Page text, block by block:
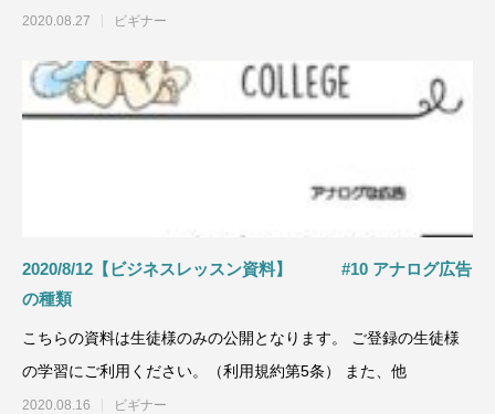
2020.08.27 ビギナー
2020/8/12【ビジネスレッスン資料】 #10 アナログ広告
の種類
こちらの資料は生徒様のみの公開となります。 ご登録の生徒様
の学習にご利用ください。（利用規約第5条） また、他
2020.08.16 ビギナー